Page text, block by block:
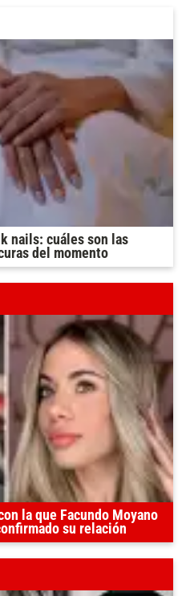
nails: cuáles son las
del momento
la que Facundo Moyano
su relación